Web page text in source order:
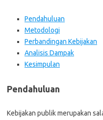
Pendahuluan
Metodologi
Perbandingan Kebijakan
Analisis Dampak
Kesimpulan
Pendahuluan
Kebijakan publik merupakan